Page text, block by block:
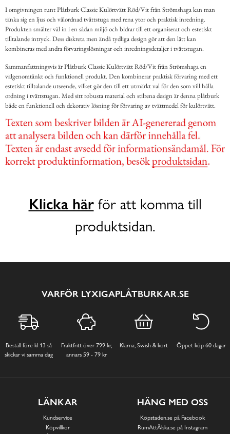
I omgivningen runt Plåtburk Classic Kulörtvätt Röd/Vit från Strömshaga kan man
tänka sig en ljus och välordnad tvättstuga med rena ytor och praktisk inredning.
Produkten smälter väl in i en sådan miljö och bidrar till ett organiserat och estetiskt
tilltalande intryck. Dess diskreta men ändå tydliga design gör att den lätt kan
kombineras med andra förvaringslösningar och inredningsdetaljer i tvättstugan.
Sammanfattningsvis är Plåtburk Classic Kulörtvätt Röd/Vit från Strömshaga en
välgenomtänkt och funktionell produkt. Den kombinerar praktisk förvaring med ett
estetiskt tilltalande utseende, vilket gör den till ett utmärkt val för den som vill hålla
ordning i tvättstugan. Med sitt robusta material och stilrena design är denna plåtburk
både en funktionell och dekorativ lösning för förvaring av tvättmedel för kulörtvätt.
Klicka härför att komma till
produktsidan.
VARFÖR LYXIGAPLÅTBURKAR.SE
Beställ före kl 13 så
skickar vi samma dag
Fraktfritt över 799 kr,
annars 59 - 79 kr
Klarna, Swish & kort Öppet köp 60 dagar
LÄNKAR
Kundservice
Köpvillkor
HÄNG MED OSS
Köpstaden.se på Facebook
RumAttÄlska.se på Instagram